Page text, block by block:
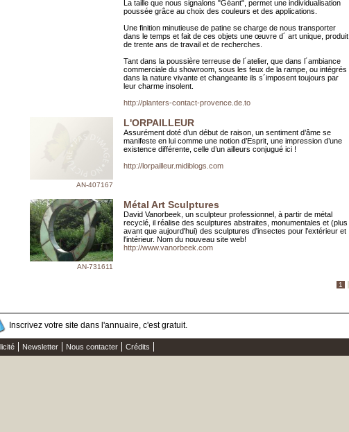
La taille que nous signalons "Géant", permet une individualisation
poussée grâce au choix des couleurs et des applications.
Une finition minutieuse de patine se charge de nous transporter
dans le temps et fait de ces objets une œuvre d´ art unique, produit
de trente ans de travail et de recherches.
Tant dans la poussière terreuse de l´atelier, que dans l´ambiance
commerciale du showroom, sous les feux de la rampe, ou intégrés
dans la nature vivante et changeante ils s´imposent toujours par
leur charme insolent.
http://planters-contact-provence.de.to
AN-407167
L'ORPAILLEUR
Assurément doté d’un début de raison, un sentiment d’âme se
manifeste en lui comme une notion d’Esprit, une impression d’une
existence différente, celle d’un ailleurs conjugué ici !
http://lorpailleur.midiblogs.com
AN-731611
Métal Art Sculptures
David Vanorbeek, un sculpteur professionnel, à partir de métal
recyclé, il réalise des sculptures abstraites, monumentales et (plus
avant que aujourd'hui) des sculptures d'insectes pour l'extérieur et
l'intérieur. Nom du nouveau site web!
http://www.vanorbeek.com
1
Inscrivez votre site dans l'annuaire, c'est gratuit.
Newsletter Nous contacter Crédits